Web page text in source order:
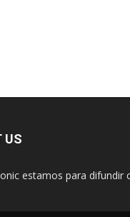
US
estamos para difundir